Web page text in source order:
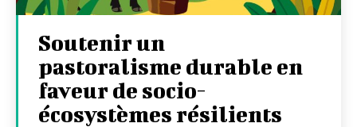
Soutenir un
pastoralisme durable en
faveur de socio-
écosystèmes résilients